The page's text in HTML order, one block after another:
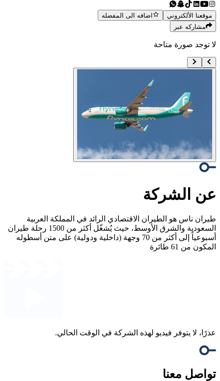
موقعنا الألكتروني
اضافه الى المفضله
مشاركه عبر
لا توجد صورة متاحة
عن الشركة
طيران ناس هو الطيران الاقتصادي الرائد في المملكة العربية
السعودية والشرق الأوسط، حيث يُشغّل أكثر من 1500 رحلة طيران
أسبوعياً إلى أكثر من 70 وجهة (داخلية ودولية) على متن أسطوله
المكون من 61 طائرة
عذرًا، لا يتوفر فيديو لهذه الشركة في الوقت الحالي.
تواصل معنا